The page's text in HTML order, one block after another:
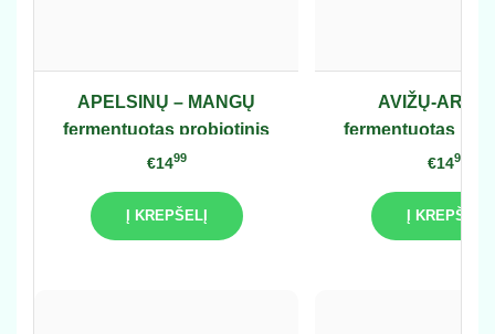
APELSINŲ – MANGŲ
fermentuotas probiotinis
gėrimo koncentratas 0,75L
€1499
Į KREPŠELĮ
AVIŽŲ-
fermentuotas
gėrimo
€1499
Į KREPŠELĮ